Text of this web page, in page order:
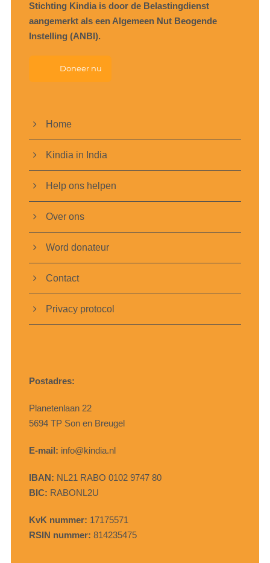
Stichting Kindia is door de Belastingdienst
aangemerkt als een Algemeen Nut Beogende
Instelling (ANBI).
Doneer nu
Home
Kindia in India
Help ons helpen
Over ons
Word donateur
Contact
Privacy protocol
Postadres:
Planetenlaan 22
5694 TP Son en Breugel
E-mail: info@kindia.nl
IBAN: NL21 RABO 0102 9747 80
BIC: RABONL2U
KvK nummer: 17175571
RSIN nummer: 814235475